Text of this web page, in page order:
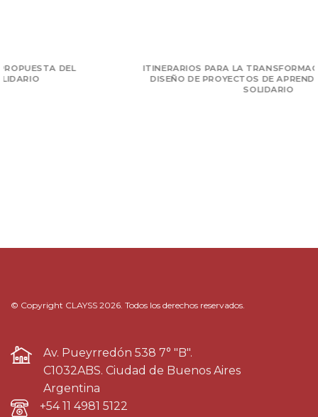
ITINERARIOS PARA LA TRANSFORMACIÓN. CLAVES DEL
DISEÑO DE PROYECTOS DE APRENDIZAJE-SERVICIO
© Copyright CLAYSS 2026. Todos los derechos reservados.
Av. Pueyrredón 538 7° "B".
C1032ABS. Ciudad de Buenos Aires
Argentina
+54 11 4981 5122